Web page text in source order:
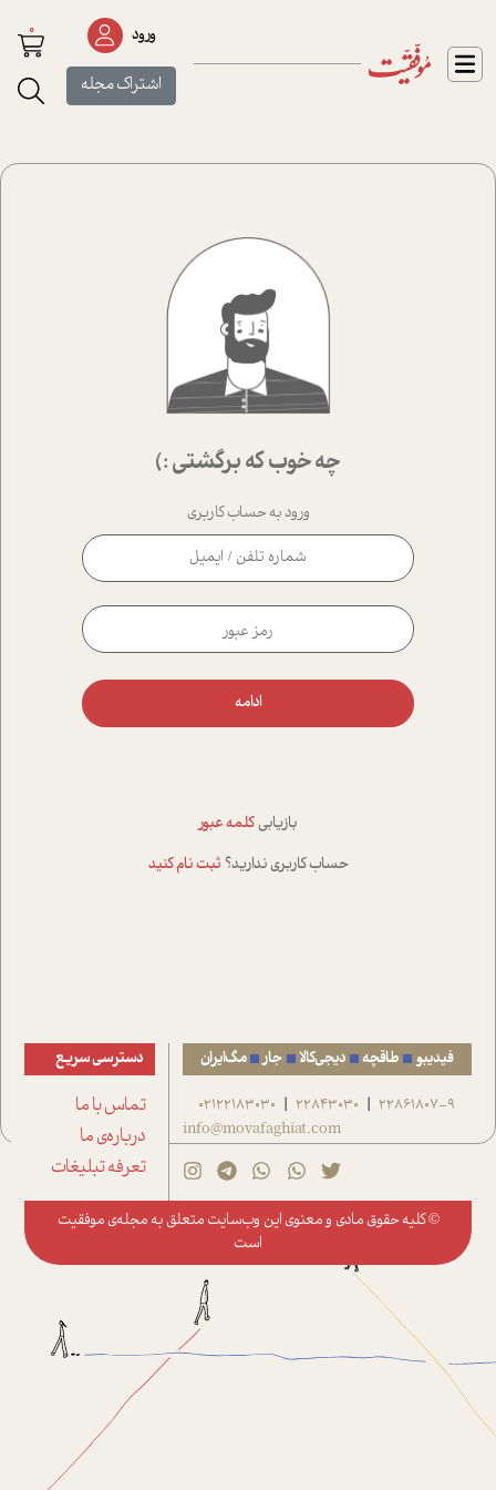
ورود
اشتراک مجله
0
چه خوب که برگشتی :)
ورود به حساب کاربری
ادامه
بازیابی کلمه عبور
حساب کاربری ندارید؟ ثبت نام کنید
فیدیبو طاقچه دیجی‌کالا جار مگ‌ایران
22861807-9
|
22843030
|
02122183030
info@movafaghiat.com
دسترسی سریع
تماس با ما
درباره‌ی ما
تعرفه تبلیغات
© کلیه حقوق مادی و معنوی این وب‌سایت متعلق به مجله‌ی موفقیت
است